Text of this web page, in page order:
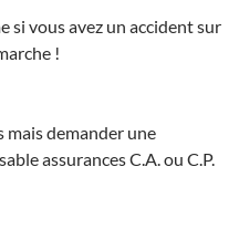
si vous avez un accident sur
!
mais demander une
assurances C.A. ou C.P.